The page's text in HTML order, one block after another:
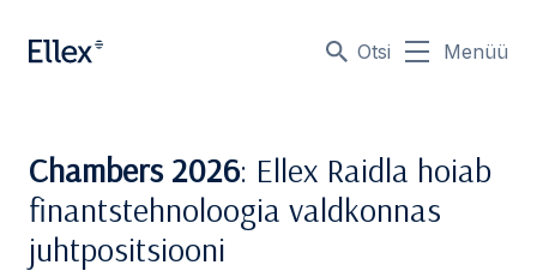
Otsi Menüü
Chambers 2026: Ellex Raidla hoiab
finantstehnoloogia valdkonnas
juhtpositsiooni